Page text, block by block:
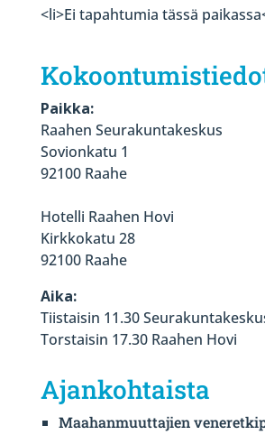
<li>Ei tapahtumia tässä
Paikka:
Raahen Seurakuntakeskus
Sovionkatu 1
92100 Raahe
Hotelli Raahen Hovi
Kirkkokatu 28
92100 Raahe
Aika:
Tiistaisin 11.30
Torstaisin 17.30 Raahen Hovi
Ajankohtaista
Maahanmuuttajien